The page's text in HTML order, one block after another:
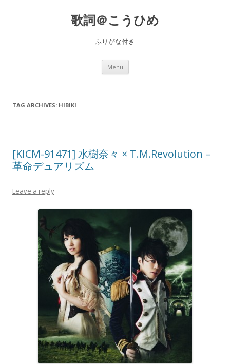
歌詞＠こうひめ
ふりがな付き
Menu Skip to content
TAG ARCHIVES: HIBIKI
[KICM-91471] 水樹奈々 × T.M.Revolution –
革命デュアリズム
Leave a reply